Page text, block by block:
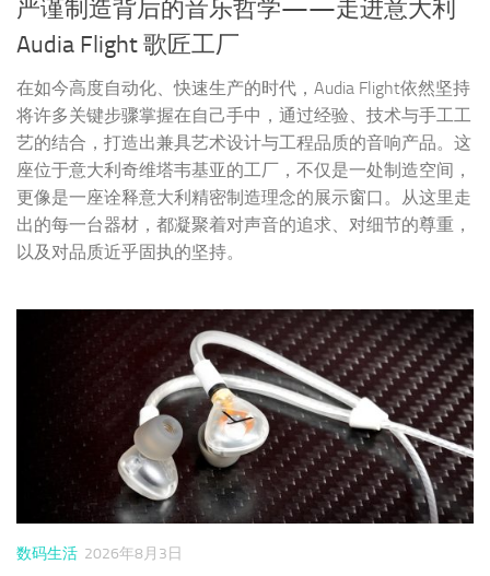
出的每一台器材，都凝聚着对声音的追求、对细节的尊重，
以及对品质近乎固执的坚持。
2026年8月3日
剪视频听音乐都用得上，入门监听新选择：
拜雅DT 30 IE监听耳塞
拜雅DT 30 IE是一款定位清晰、完成度出色的千元级入门监
听耳塞。它没有极致性能的单元技术，也没有令人惊艳的听
感印象，但其调音稳妥中性、声底干净低染、易推耐听、佩
戴舒适、耐用性强，主打一个“平平淡淡就是真”，适配场景